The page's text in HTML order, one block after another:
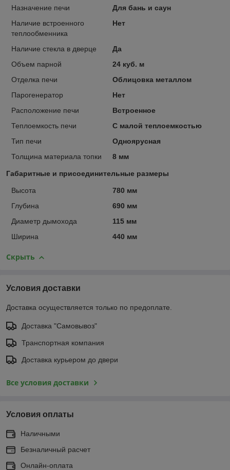
Назначение печи
Для бань и саун
Наличие встроенного
теплообменника
Нет
Наличие стекла в дверце
Да
Объем парной
24 куб. м
Отделка печи
Облицовка металлом
Парогенератор
Нет
Расположение печи
Встроенное
Теплоемкость печи
С малой теплоемкостью
Тип печи
Одноярусная
Толщина материала топки
8 мм
Габаритные и присоединительные размеры
Высота
780 мм
Глубина
690 мм
Диаметр дымохода
115 мм
Ширина
440 мм
Скрыть
Условия доставки
Доставка осуществляется только по предоплате.
Доставка "Самовывоз"
Транспортная компания
Доставка курьером до двери
Все условия доставки
Условия оплаты
Наличными
Безналичный расчет
Онлайн-оплата